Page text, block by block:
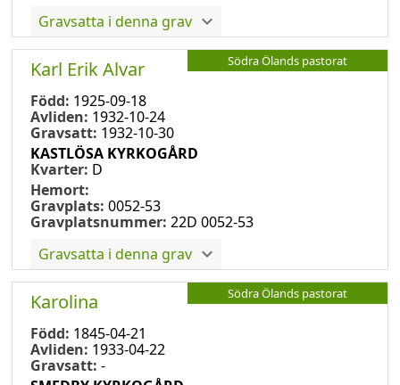
Gravsatta i denna grav
Södra Ölands pastorat
Karl Erik Alvar
Född: 1925-09-18
Avliden: 1932-10-24
Gravsatt: 1932-10-30
KASTLÖSA KYRKOGÅRD
Kvarter: D
Hemort:
Gravplats: 0052-53
Gravplatsnummer: 22D 0052-53
Gravsatta i denna grav
Södra Ölands pastorat
Karolina
Född: 1845-04-21
Avliden: 1933-04-22
Gravsatt: -